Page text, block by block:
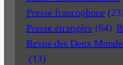
Presse francophone
Presse étrangère (64)
Revue des Deux
(13)